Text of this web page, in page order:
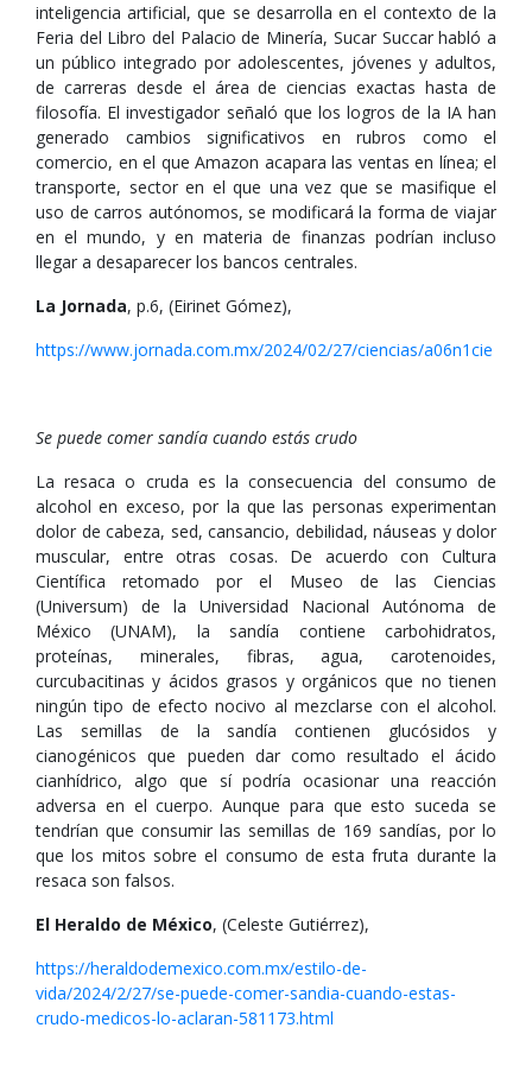
inteligencia artificial, que se desarrolla en el contexto de la
Feria del Libro del Palacio de Minería, Sucar Succar habló a
un público integrado por adolescentes, jóvenes y adultos,
de carreras desde el área de ciencias exactas hasta de
filosofía. El investigador señaló que los logros de la IA han
generado cambios significativos en rubros como el
comercio, en el que Amazon acapara las ventas en línea; el
transporte, sector en el que una vez que se masifique el
uso de carros autónomos, se modificará la forma de viajar
en el mundo, y en materia de finanzas podrían incluso
llegar a desaparecer los bancos centrales.
La Jornada, p.6, (Eirinet Gómez),
https://www.jornada.com.mx/2024/02/27/ciencias/a06n1cie
Se puede comer sandía cuando estás crudo
La resaca o cruda es la consecuencia del consumo de
alcohol en exceso, por la que las personas experimentan
dolor de cabeza, sed, cansancio, debilidad, náuseas y dolor
muscular, entre otras cosas. De acuerdo con Cultura
Científica retomado por el Museo de las Ciencias
(Universum) de la Universidad Nacional Autónoma de
México (UNAM), la sandía contiene carbohidratos,
proteínas, minerales, fibras, agua, carotenoides,
curcubacitinas y ácidos grasos y orgánicos que no tienen
ningún tipo de efecto nocivo al mezclarse con el alcohol.
Las semillas de la sandía contienen glucósidos y
cianogénicos que pueden dar como resultado el ácido
cianhídrico, algo que sí podría ocasionar una reacción
adversa en el cuerpo. Aunque para que esto suceda se
tendrían que consumir las semillas de 169 sandías, por lo
que los mitos sobre el consumo de esta fruta durante la
resaca son falsos.
El Heraldo de México, (Celeste Gutiérrez),
https://heraldodemexico.com.mx/estilo-de-
vida/2024/2/27/se-puede-comer-sandia-cuando-estas-
crudo-medicos-lo-aclaran-581173.html